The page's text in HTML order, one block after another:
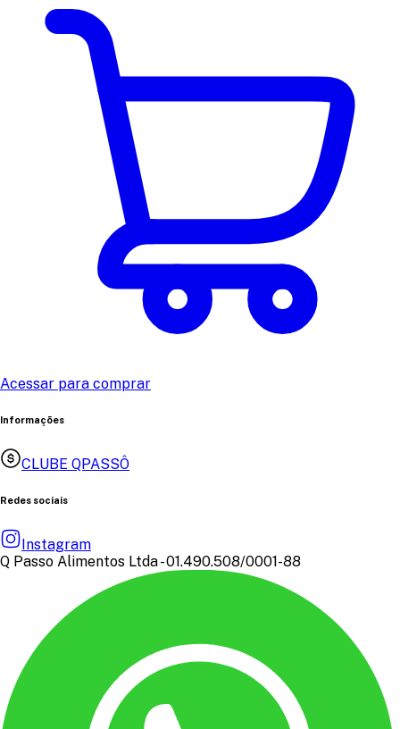
Acessar para comprar
Informações
CLUBE QPASSÔ
Redes sociais
Instagram
Q Passo Alimentos Ltda - 01.490.508/0001-88